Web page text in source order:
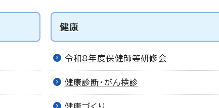
健康
令和8年度保健師等研修会
健康診断・がん検診
健康づくり